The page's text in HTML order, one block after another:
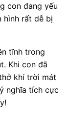
con đang yếu
hình rất dễ bị
tĩnh trong
Khi con đã
khí trời mát
nghĩa tích cực